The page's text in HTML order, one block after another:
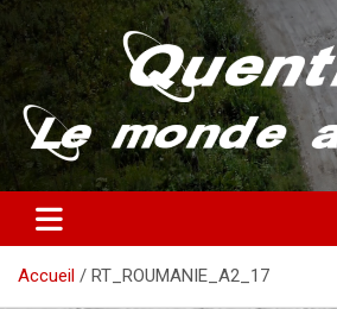
Aller
au
contenu
Quentin – Le
Partez à la découverte du monde en
Accueil RT_ROUMANIE_A2_17